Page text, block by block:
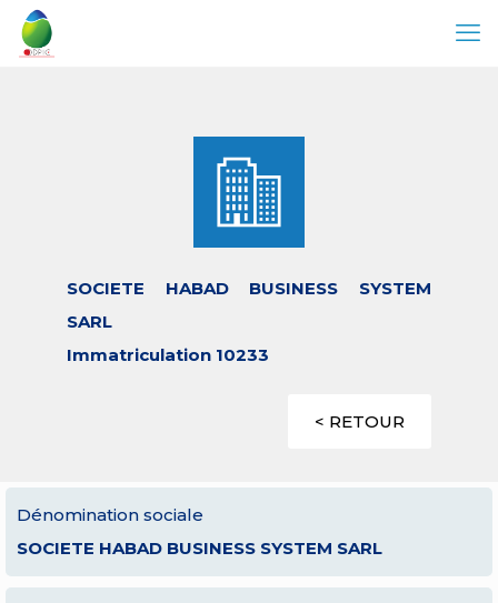
SOCIETE HABAD BUSINESS SYSTEM
SARL
Immatriculation 10233
< RETOUR
Dénomination sociale
SOCIETE HABAD BUSINESS SYSTEM SARL